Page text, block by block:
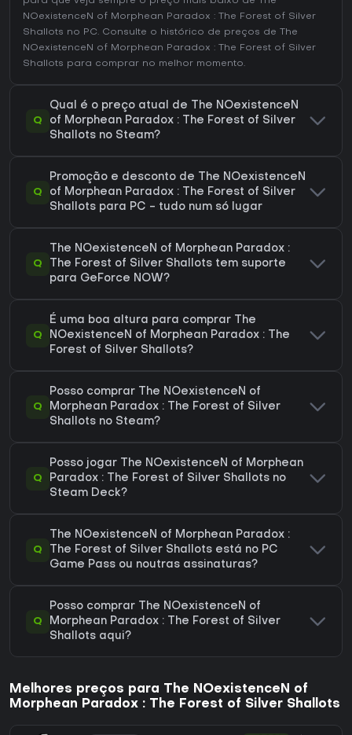
NOexistenceN of Morphean Paradox : The Forest of Silver
Shallots no PC. Consulte o histórico de preços de The
NOexistenceN of Morphean Paradox : The Forest of Silver
Shallots para comprar no melhor momento.
Q
Qual é o preço atual de The NOexistenceN
of Morphean Paradox : The Forest of Silver
Shallots no Steam?
Q
Promoção e desconto de The NOexistenceN
of Morphean Paradox : The Forest of Silver
Shallots para PC - tudo num só lugar
Q
The NOexistenceN of Morphean Paradox :
The Forest of Silver Shallots tem suporte
para GeForce NOW?
Q
É uma boa altura para comprar The
NOexistenceN of Morphean Paradox : The
Forest of Silver Shallots?
Q
Posso comprar The NOexistenceN of
Morphean Paradox : The Forest of Silver
Shallots no Steam?
Q
Posso jogar The NOexistenceN of Morphean
Paradox : The Forest of Silver Shallots no
Steam Deck?
Q
The NOexistenceN of Morphean Paradox :
The Forest of Silver Shallots está no PC
Game Pass ou noutras assinaturas?
Q
Posso comprar The NOexistenceN of
Morphean Paradox : The Forest of Silver
Shallots aqui?
Melhores preços para The NOexistenceN of
Morphean Paradox : The Forest of Silver Shallots